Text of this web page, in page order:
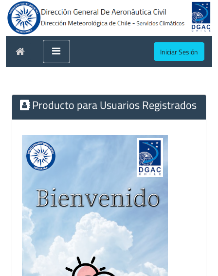
Iniciar Sesión
Producto para Usuarios Registrados